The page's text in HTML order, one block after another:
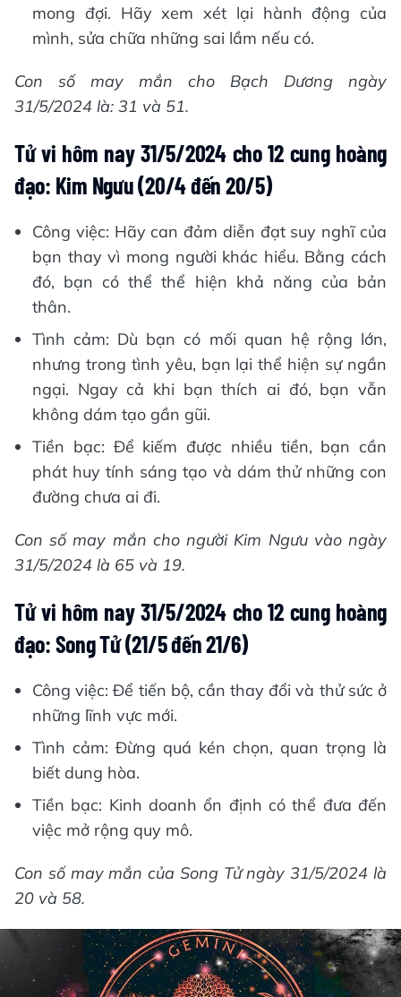
mong đợi. Hãy xem xét lại hành động của
mình, sửa chữa những sai lầm nếu có.
Con số may mắn cho Bạch Dương ngày
31/5/2024 là: 31 và 51.
Tử vi hôm nay 31/5/2024 cho 12 cung hoàng
đạo: Kim Ngưu (20/4 đến 20/5)
Công việc: Hãy can đảm diễn đạt suy nghĩ của
bạn thay vì mong người khác hiểu. Bằng cách
đó, bạn có thể thể hiện khả năng của bản
thân.
Tình cảm: Dù bạn có mối quan hệ rộng lớn,
nhưng trong tình yêu, bạn lại thể hiện sự ngần
ngại. Ngay cả khi bạn thích ai đó, bạn vẫn
không dám tạo gần gũi.
Tiền bạc: Để kiếm được nhiều tiền, bạn cần
phát huy tính sáng tạo và dám thử những con
đường chưa ai đi.
Con số may mắn cho người Kim Ngưu vào ngày
31/5/2024 là 65 và 19.
Tử vi hôm nay 31/5/2024 cho 12 cung hoàng
đạo: Song Tử (21/5 đến 21/6)
Công việc: Để tiến bộ, cần thay đổi và thử sức ở
những lĩnh vực mới.
Tình cảm: Đừng quá kén chọn, quan trọng là
biết dung hòa.
Tiền bạc: Kinh doanh ổn định có thể đưa đến
việc mở rộng quy mô.
Con số may mắn của Song Tử ngày 31/5/2024 là
20 và 58.